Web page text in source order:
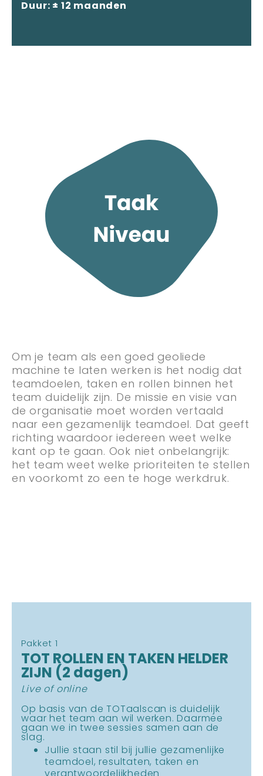
Duur: ± 12 maanden
Om je team als een goed geoliede
machine te laten werken is het nodig dat
teamdoelen, taken en rollen binnen het
team duidelijk zijn. De missie en visie van
de organisatie moet worden vertaald
naar een gezamenlijk teamdoel. Dat geeft
richting waardoor iedereen weet welke
kant op te gaan. Ook niet onbelangrijk:
het team weet welke prioriteiten te stellen
en voorkomt zo een te hoge werkdruk.
Pakket 1
TOT ROLLEN EN TAKEN HELDER
ZIJN (2 dagen)
Live of online
Op basis van de TOTaalscan is duidelijk
waar het team aan wil werken. Daarmee
gaan we in twee sessies samen aan de
slag.
Jullie staan stil bij jullie gezamenlijke
teamdoel, resultaten, taken en